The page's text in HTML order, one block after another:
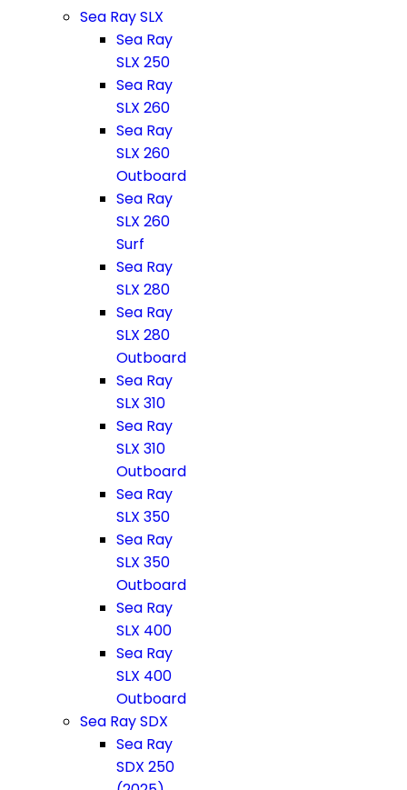
Sea Ray SLX
Sea Ray
SLX 250
Sea Ray
SLX 260
Sea Ray
SLX 260
Outboard
Sea Ray
SLX 260
Surf
Sea Ray
SLX 280
Sea Ray
SLX 280
Outboard
Sea Ray
SLX 310
Sea Ray
SLX 310
Outboard
Sea Ray
SLX 350
Sea Ray
SLX 350
Outboard
Sea Ray
SLX 400
Sea Ray
SLX 400
Outboard
Sea Ray SDX
Sea Ray
SDX 250